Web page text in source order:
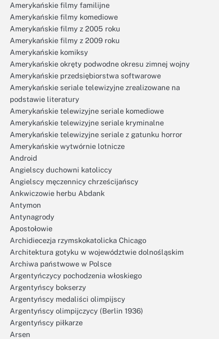
Amerykańskie filmy familijne
Amerykańskie filmy komediowe
Amerykańskie filmy z 2005 roku
Amerykańskie filmy z 2009 roku
Amerykańskie komiksy
Amerykańskie okręty podwodne okresu zimnej wojny
Amerykańskie przedsiębiorstwa softwarowe
Amerykańskie seriale telewizyjne zrealizowane na
podstawie literatury
Amerykańskie telewizyjne seriale komediowe
Amerykańskie telewizyjne seriale kryminalne
Amerykańskie telewizyjne seriale z gatunku horror
Amerykańskie wytwórnie lotnicze
Android
Angielscy duchowni katoliccy
Angielscy męczennicy chrześcijańscy
Ankwiczowie herbu Abdank
Antymon
Antynagrody
Apostołowie
Archidiecezja rzymskokatolicka Chicago
Architektura gotyku w województwie dolnośląskim
Archiwa państwowe w Polsce
Argentyńczycy pochodzenia włoskiego
Argentyńscy bokserzy
Argentyńscy medaliści olimpijscy
Argentyńscy olimpijczycy (Berlin 1936)
Argentyńscy piłkarze
Arsen